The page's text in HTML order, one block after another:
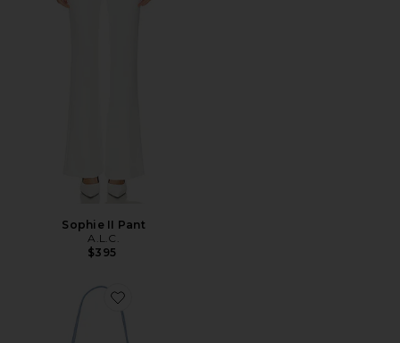
Sophie II Pant
A.L.C.
$395
Favorite Arlo Bag